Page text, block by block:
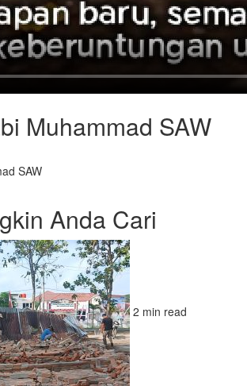
Muhammad SAW
SAW
Anda Cari
2 min read